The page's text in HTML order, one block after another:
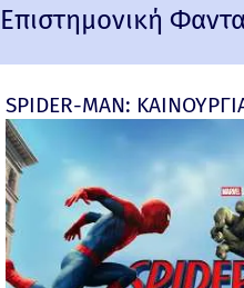
Επιστημονική
SPIDER-MAN: